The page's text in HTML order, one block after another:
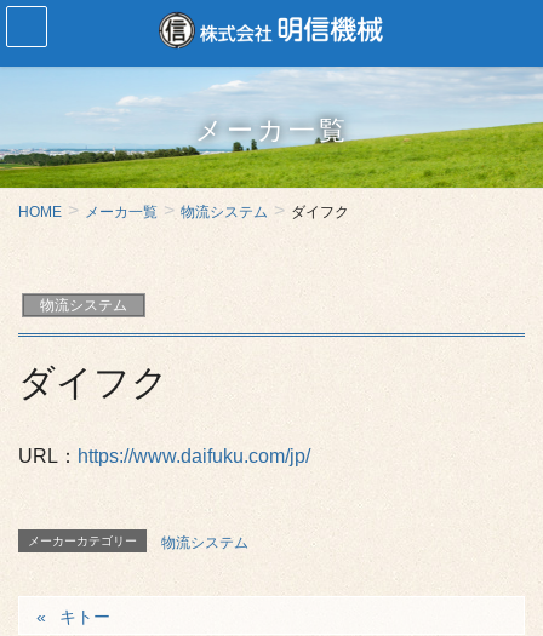
メーカ一覧
HOME メーカ一覧 物流システム ダイフク
物流システム
ダイフク
URL： https://www.daifuku.com/jp/
メーカーカテゴリー 物流システム
キトー